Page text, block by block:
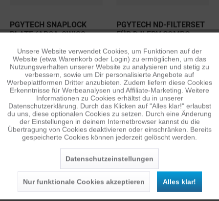
PGYTECH SNAPLOCK
PLATE (ARCA-SWISS-
7,48 €
UVP: 17,95 €1
PGYTECH ND-FILTERSET
FÜR DJI FPV COMBO
29,98 €
UVP: 69,95 €
FÜR VIDEOGRAPHEN
ab 19,98 €
UVP: 49,95 €
CAMERA UNIVERSAL SET
24,50 €
UVP: 79,95 €
Funktionale Aktiv
Tracking Inaktiv
Personalisierung Inaktiv
Service Inaktiv
Unsere Website verwendet Cookies, um Funktionen auf der
Website (etwa Warenkorb oder Login) zu ermöglichen, um das
Nutzungsverhalten unserer Website zu analysieren und stetig zu
verbessern, sowie um Dir personalisierte Angebote auf
Werbeplattformen Dritter anzubieten. Zudem liefern diese Cookies
Erkenntnisse für Werbeanalysen und Affiliate-Marketing. Weitere
Informationen zu Cookies erhältst du in unserer
Datenschutzerklärung. Durch das Klicken auf "Alles klar!" erlaubst
du uns, diese optionalen Cookies zu setzen. Durch eine Änderung
der Einstellungen in deinem Internetbrowser kannst du die
Übertragung von Cookies deaktivieren oder einschränken. Bereits
gespeicherte Cookies können jederzeit gelöscht werden.
Datenschutzeinstellungen
Nur funktionale Cookies akzeptieren Alles klar!